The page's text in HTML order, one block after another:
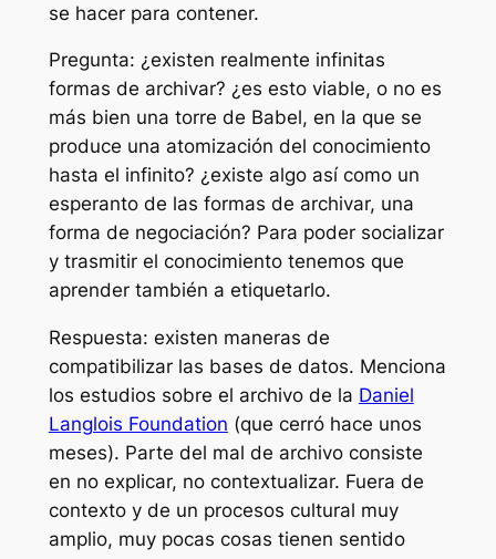
se hacer para contener.
Pregunta: ¿existen realmente infinitas
formas de archivar? ¿es esto viable, o no es
más bien una torre de Babel, en la que se
produce una atomización del conocimiento
hasta el infinito? ¿existe algo así como un
esperanto de las formas de archivar, una
forma de negociación? Para poder socializar
y trasmitir el conocimiento tenemos que
aprender también a etiquetarlo.
Respuesta: existen maneras de
compatibilizar las bases de datos. Menciona
los estudios sobre el archivo de la Daniel
Langlois Foundation (que cerró hace unos
meses). Parte del mal de archivo consiste
en no explicar, no contextualizar. Fuera de
contexto y de un procesos cultural muy
amplio, muy pocas cosas tienen sentido